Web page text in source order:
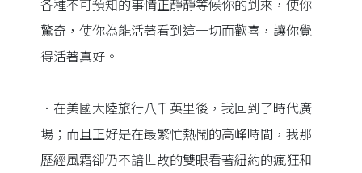
各種不可預知的事情正靜靜等候你的到來，使你
驚奇，使你為能活著看到這一切而歡喜，讓你覺
得活著真好。
．在美國大陸旅行八千英里後，我回到了時代廣
場；而且正好是在最繁忙熱鬧的高峰時間，我那
歷經風霜卻仍不諳世故的雙眼看著紐約的瘋狂和